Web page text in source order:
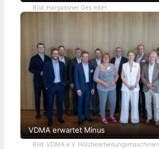
Bild: Hargassner Ges mbH
VDMA erwartet Minus
Bild: VDMA e.V. Holzbearbeitungsmaschinen